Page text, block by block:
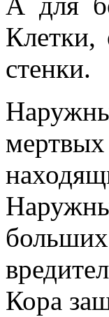
Клетки,
стенки.
Кора